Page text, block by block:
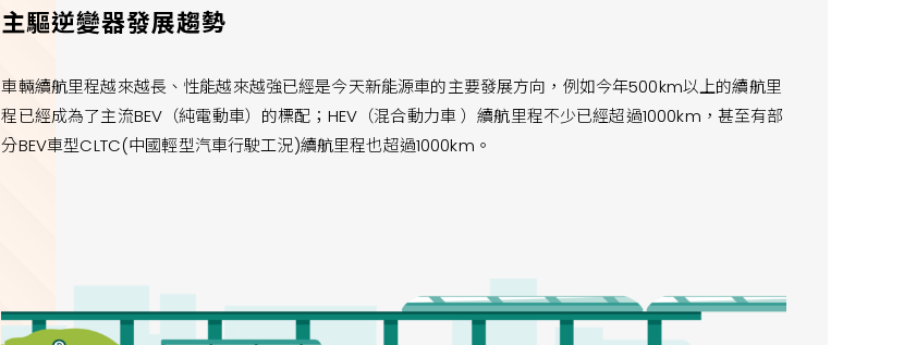
主驅逆變器發展趨勢
車輛續航里程越來越長、性能越來越強已經是今天新能源車的主要發展方向，例如今年500km以上的續航里
程已經成為了主流BEV（純電動車）的標配；HEV（混合動力車 ）續航里程不少已經超過1000km，甚至有部
分BEV車型CLTC(中國輕型汽車行駛工況)續航里程也超過1000km。